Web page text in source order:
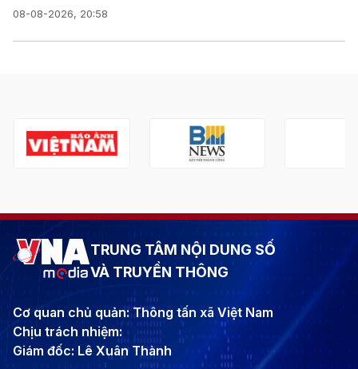
08-08-2026, 20:58
TRUNG TÂM NỘI DUNG SỐ
VÀ TRUYỀN THÔNG
Cơ quan chủ quản: Thông tấn xã Việt Nam
Chịu trách nhiệm:
Giám đốc: Lê Xuân Thành